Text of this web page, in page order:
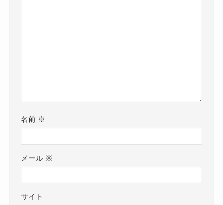
名前 ※
メール ※
サイト